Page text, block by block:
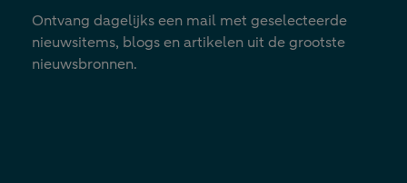
Ontvang dagelijks een mail met geselecteerde
nieuwsitems, blogs en artikelen uit de grootste
nieuwsbronnen.